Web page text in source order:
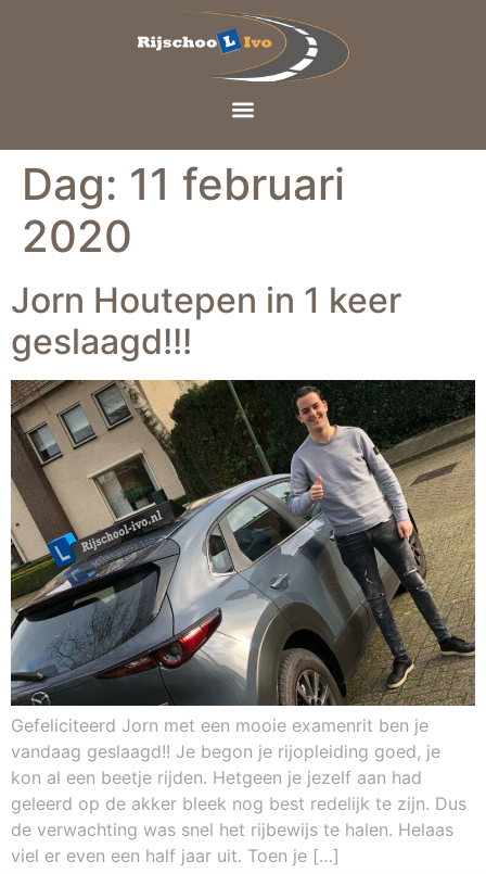
Dag: 11 februari
2020
Jorn Houtepen in 1 keer
geslaagd!!!
Gefeliciteerd Jorn met een mooie examenrit ben je
vandaag geslaagd!! Je begon je rijopleiding goed, je
kon al een beetje rijden. Hetgeen je jezelf aan had
geleerd op de akker bleek nog best redelijk te zijn. Dus
de verwachting was snel het rijbewijs te halen. Helaas
viel er even een half jaar uit. Toen je […]